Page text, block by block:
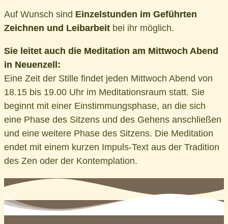
Auf Wunsch sind Einzelstunden im Geführten
Zeichnen und Leibarbeit bei ihr möglich.
Sie leitet auch die Meditation am Mittwoch Abend
in Neuenzell:
Eine Zeit der Stille findet jeden Mittwoch Abend von
18.15 bis 19.00 Uhr im Meditationsraum statt. Sie
beginnt mit einer Einstimmungsphase, an die sich
eine Phase des Sitzens und des Gehens anschließen
und eine weitere Phase des Sitzens. Die Meditation
endet mit einem kurzen Impuls-Text aus der Tradition
des Zen oder der Kontemplation.